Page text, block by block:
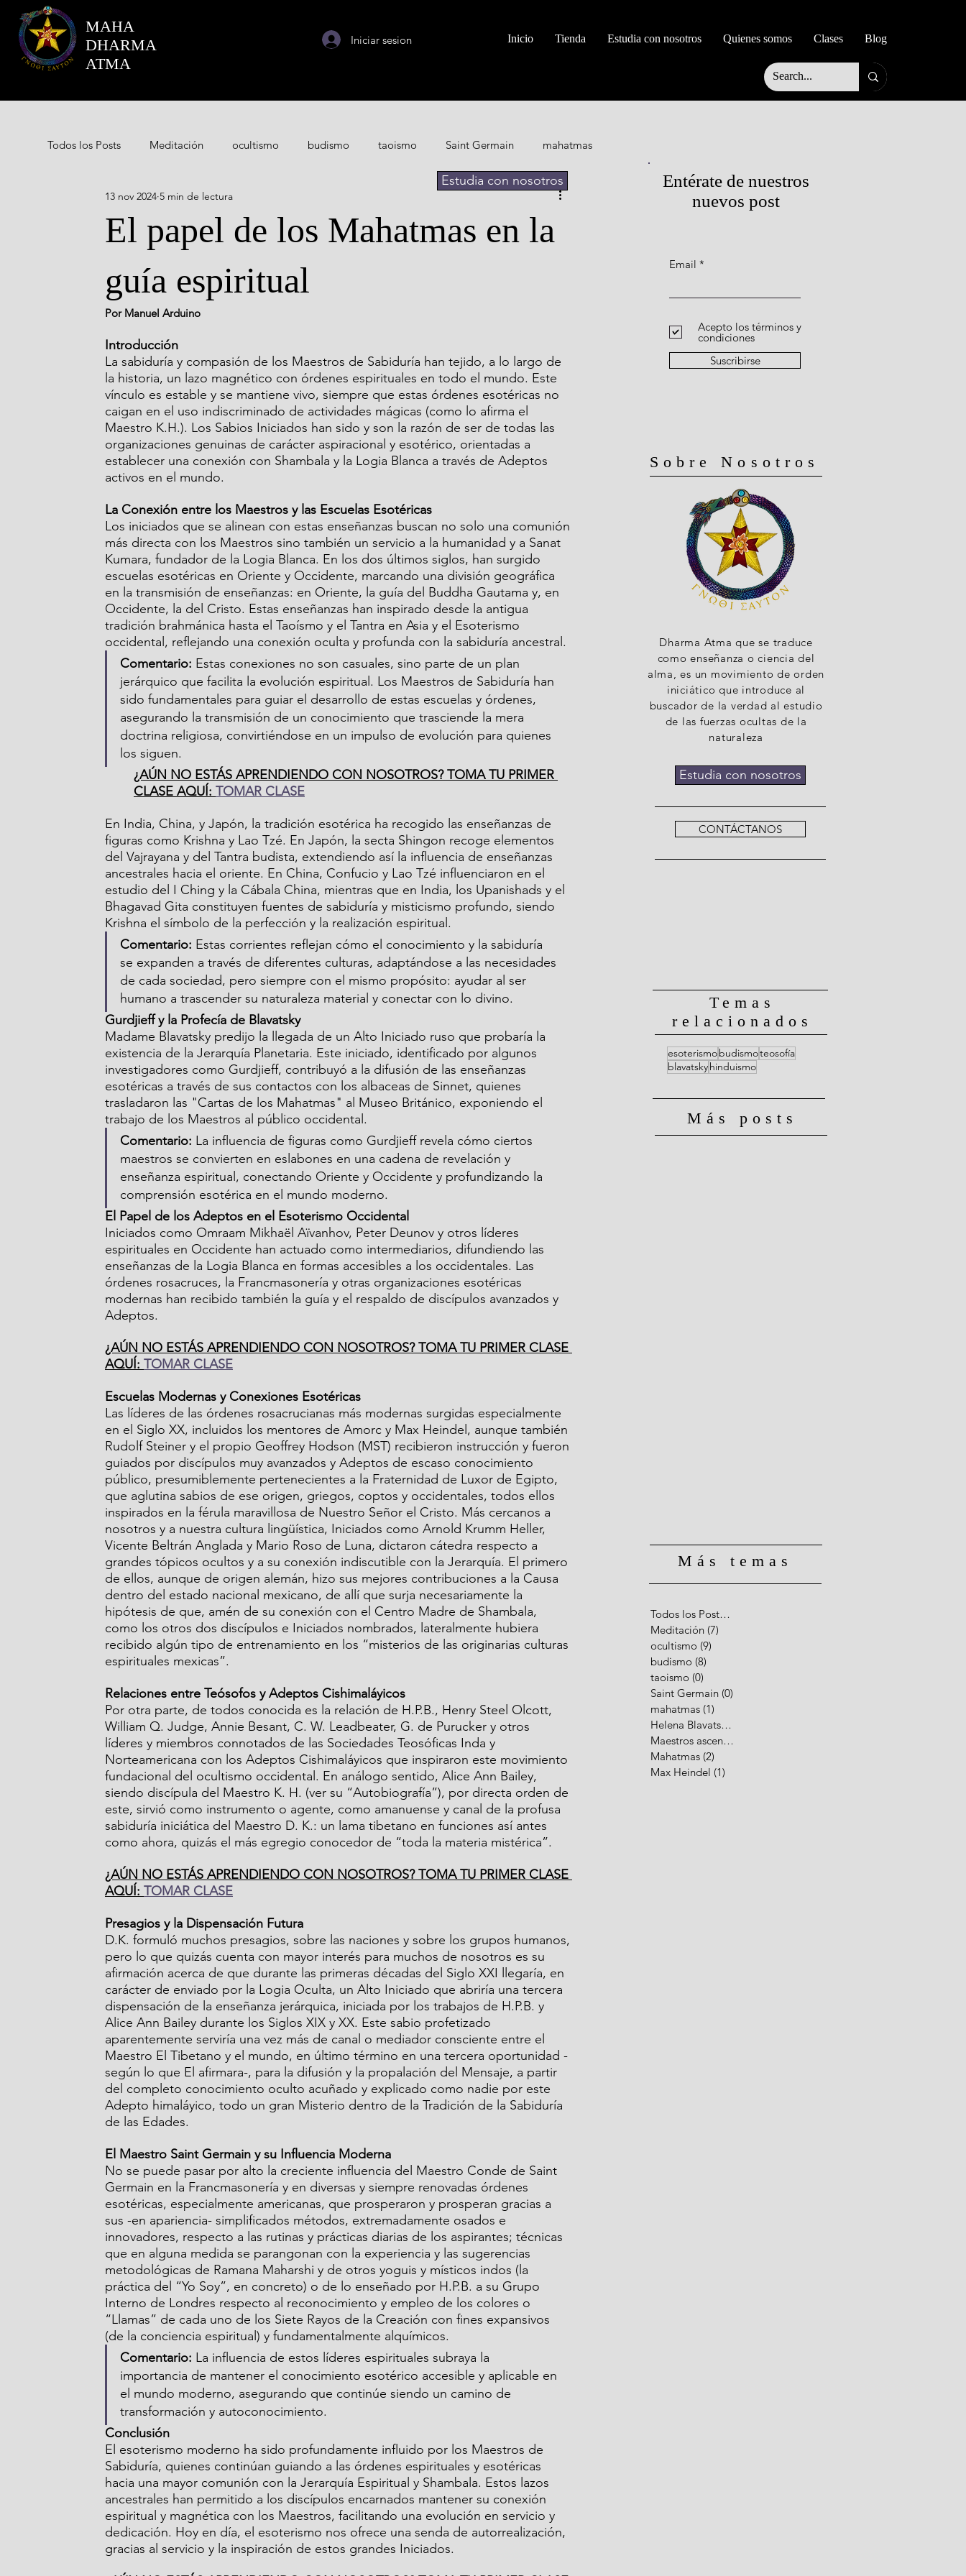
MAHA
DHARMA
ATMA
Iniciar sesion Inicio Tienda Estudia con nosotros Quienes somos Clases Blog
Todos los Posts Meditación ocultismo budismo taoismo Saint Germain mahatmas
Helena Blavatsky Maestros ascendidos
El papel de los Mahatmas en la
guía espiritual
13 nov 2024 5 min de lectura
Por Manuel Arduino
Introducción
La sabiduría y compasión de los Maestros de Sabiduría han tejido, a lo largo de
la historia, un lazo magnético con órdenes espirituales en todo el mundo. Este
vínculo es estable y se mantiene vivo, siempre que estas órdenes esotéricas no
caigan en el uso indiscriminado de actividades mágicas (como lo afirma el
Maestro K.H.). Los Sabios Iniciados han sido y son la razón de ser de todas las
organizaciones genuinas de carácter aspiracional y esotérico, orientadas a
establecer una conexión con Shambala y la Logia Blanca a través de Adeptos
activos en el mundo.
La Conexión entre los Maestros y las Escuelas Esotéricas
Los iniciados que se alinean con estas enseñanzas buscan no solo una comunión
más directa con los Maestros sino también un servicio a la humanidad y a Sanat
Kumara, fundador de la Logia Blanca. En los dos últimos siglos, han surgido
escuelas esotéricas en Oriente y Occidente, marcando una división geográfica
en la transmisión de enseñanzas: en Oriente, la guía del Buddha Gautama y, en
Occidente, la del Cristo. Estas enseñanzas han inspirado desde la antigua
tradición brahmánica hasta el Taoísmo y el Tantra en Asia y el Esoterismo
occidental, reflejando una conexión oculta y profunda con la sabiduría ancestral.
Comentario: Estas conexiones no son casuales, sino parte de un plan
jerárquico que facilita la evolución espiritual. Los Maestros de Sabiduría han
sido fundamentales para guiar el desarrollo de estas escuelas y órdenes,
asegurando la transmisión de un conocimiento que trasciende la mera
doctrina religiosa, convirtiéndose en un impulso de evolución para quienes
los siguen.
¿AÚN NO ESTÁS APRENDIENDO CON NOSOTROS? TOMA TU PRIMER
CLASE AQUÍ: TOMAR CLASE
En India, China, y Japón, la tradición esotérica ha recogido las enseñanzas de
figuras como Krishna y Lao Tzé. En Japón, la secta Shingon recoge elementos
del Vajrayana y del Tantra budista, extendiendo así la influencia de enseñanzas
ancestrales hacia el oriente. En China, Confucio y Lao Tzé influenciaron en el
estudio del I Ching y la Cábala China, mientras que en India, los Upanishads y el
Bhagavad Gita constituyen fuentes de sabiduría y misticismo profundo, siendo
Krishna el símbolo de la perfección y la realización espiritual.
Comentario: Estas corrientes reflejan cómo el conocimiento y la sabiduría
se expanden a través de diferentes culturas, adaptándose a las necesidades
de cada sociedad, pero siempre con el mismo propósito: ayudar al ser
humano a trascender su naturaleza material y conectar con lo divino.
Gurdjieff y la Profecía de Blavatsky
Madame Blavatsky predijo la llegada de un Alto Iniciado ruso que probaría la
existencia de la Jerarquía Planetaria. Este iniciado, identificado por algunos
investigadores como Gurdjieff, contribuyó a la difusión de las enseñanzas
esotéricas a través de sus contactos con los albaceas de Sinnet, quienes
trasladaron las "Cartas de los Mahatmas" al Museo Británico, exponiendo el
trabajo de los Maestros al público occidental.
Comentario: La influencia de figuras como Gurdjieff revela cómo ciertos
maestros se convierten en eslabones en una cadena de revelación y
enseñanza espiritual, conectando Oriente y Occidente y profundizando la
comprensión esotérica en el mundo moderno.
El Papel de los Adeptos en el Esoterismo Occidental
Iniciados como Omraam Mikhaël Aïvanhov, Peter Deunov y otros líderes
espirituales en Occidente han actuado como intermediarios, difundiendo las
enseñanzas de la Logia Blanca en formas accesibles a los occidentales. Las
órdenes rosacruces, la Francmasonería y otras organizaciones esotéricas
modernas han recibido también la guía y el respaldo de discípulos avanzados y
Adeptos.
¿AÚN NO ESTÁS APRENDIENDO CON NOSOTROS? TOMA TU PRIMER CLASE
AQUÍ: TOMAR CLASE
Escuelas Modernas y Conexiones Esotéricas
Las líderes de las órdenes rosacrucianas más modernas surgidas especialmente
en el Siglo XX, incluidos los mentores de Amorc y Max Heindel, aunque también
Rudolf Steiner y el propio Geoffrey Hodson (MST) recibieron instrucción y fueron
guiados por discípulos muy avanzados y Adeptos de escaso conocimiento
público, presumiblemente pertenecientes a la Fraternidad de Luxor de Egipto,
que aglutina sabios de ese origen, griegos, coptos y occidentales, todos ellos
inspirados en la férula maravillosa de Nuestro Señor el Cristo. Más cercanos a
nosotros y a nuestra cultura lingüística, Iniciados como Arnold Krumm Heller,
Vicente Beltrán Anglada y Mario Roso de Luna, dictaron cátedra respecto a
grandes tópicos ocultos y a su conexión indiscutible con la Jerarquía. El primero
de ellos, aunque de origen alemán, hizo sus mejores contribuciones a la Causa
dentro del estado nacional mexicano, de allí que surja necesariamente la
hipótesis de que, amén de su conexión con el Centro Madre de Shambala,
como los otros dos discípulos e Iniciados nombrados, lateralmente hubiera
recibido algún tipo de entrenamiento en los “misterios de las originarias culturas
espirituales mexicas”.
Relaciones entre Teósofos y Adeptos Cishimaláyicos
Por otra parte, de todos conocida es la relación de H.P.B., Henry Steel Olcott,
William Q. Judge, Annie Besant, C. W. Leadbeater, G. de Purucker y otros
líderes y miembros connotados de las Sociedades Teosóficas Inda y
Norteamericana con los Adeptos Cishimaláyicos que inspiraron este movimiento
fundacional del ocultismo occidental. En análogo sentido, Alice Ann Bailey,
siendo discípula del Maestro K. H. (ver su “Autobiografía”), por directa orden de
este, sirvió como instrumento o agente, como amanuense y canal de la profusa
sabiduría iniciática del Maestro D. K.: un lama tibetano en funciones así antes
como ahora, quizás el más egregio conocedor de “toda la materia mistérica”.
¿AÚN NO ESTÁS APRENDIENDO CON NOSOTROS? TOMA TU PRIMER CLASE
AQUÍ: TOMAR CLASE
Presagios y la Dispensación Futura
D.K. formuló muchos presagios, sobre las naciones y sobre los grupos humanos,
pero lo que quizás cuenta con mayor interés para muchos de nosotros es su
afirmación acerca de que durante las primeras décadas del Siglo XXI llegaría, en
carácter de enviado por la Logia Oculta, un Alto Iniciado que abriría una tercera
dispensación de la enseñanza jerárquica, iniciada por los trabajos de H.P.B. y
Alice Ann Bailey durante los Siglos XIX y XX. Este sabio profetizado
aparentemente serviría una vez más de canal o mediador consciente entre el
Maestro El Tibetano y el mundo, en último término en una tercera oportunidad -
según lo que El afirmara-, para la difusión y la propalación del Mensaje, a partir
del completo conocimiento oculto acuñado y explicado como nadie por este
Adepto himaláyico, todo un gran Misterio dentro de la Tradición de la Sabiduría
de las Edades.
El Maestro Saint Germain y su Influencia Moderna
No se puede pasar por alto la creciente influencia del Maestro Conde de Saint
Germain en la Francmasonería y en diversas y siempre renovadas órdenes
esotéricas, especialmente americanas, que prosperaron y prosperan gracias a
sus -en apariencia- simplificados métodos, extremadamente osados e
innovadores, respecto a las rutinas y prácticas diarias de los aspirantes; técnicas
que en alguna medida se parangonan con la experiencia y las sugerencias
metodológicas de Ramana Maharshi y de otros yoguis y místicos indos (la
práctica del “Yo Soy”, en concreto) o de lo enseñado por H.P.B. a su Grupo
Interno de Londres respecto al reconocimiento y empleo de los colores o
“Llamas” de cada uno de los Siete Rayos de la Creación con fines expansivos
(de la conciencia espiritual) y fundamentalmente alquímicos.
Comentario: La influencia de estos líderes espirituales subraya la
importancia de mantener el conocimiento esotérico accesible y aplicable en
el mundo moderno, asegurando que continúe siendo un camino de
transformación y autoconocimiento.
Conclusión
El esoterismo moderno ha sido profundamente influido por los Maestros de
Sabiduría, quienes continúan guiando a las órdenes espirituales y esotéricas
hacia una mayor comunión con la Jerarquía Espiritual y Shambala. Estos lazos
ancestrales han permitido a los discípulos encarnados mantener su conexión
espiritual y magnética con los Maestros, facilitando una evolución en servicio y
dedicación. Hoy en día, el esoterismo nos ofrece una senda de autorrealización,
gracias al servicio y la inspiración de estos grandes Iniciados.
Entérate de nuestros
nuevos post
Email
Acepto los términos y
condiciones
Suscribirse
Sobre Nosotros
Dharma Atma que se traduce
como enseñanza o ciencia del
alma, es un movimiento de orden
iniciático que introduce al
buscador de la verdad al estudio
de las fuerzas ocultas de la
naturaleza
Estudia con nosotros
CONTÁCTANOS
Temas
relacionados
esoterismobudismoteosofía
blavatskyhinduismo
Más posts
Más temas
Todos los Posts(35)
Meditación (7)
ocultismo (9)
budismo (8)
taoismo (0)
Saint Germain (0)
mahatmas (1)
Helena Blavatsky
Maestros ascendidos
Mahatmas (2)
Max Heindel (1)
Estudia con nosotros